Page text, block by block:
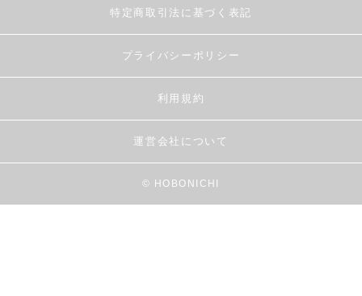
特定商取引法に基づく表記
プライバシーポリシー
利用規約
運営会社について
© HOBONICHI